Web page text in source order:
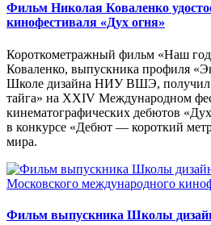
Фильм Николая Коваленко
кинофестиваля «Дух огня»
Короткометражный фильм «Наш
Коваленко, выпускника профиля
Школе дизайна НИУ ВШЭ, получил
тайга» на XXIV Международном
кинематографических дебютов
в конкурсе «Дебют — короткий
мира.
Фильм выпускника Школы